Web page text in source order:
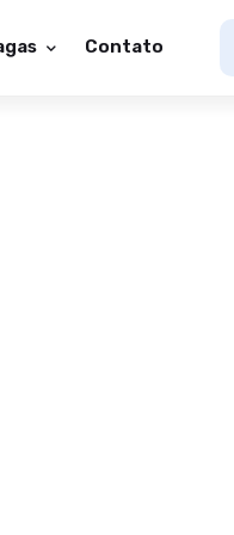
Contato